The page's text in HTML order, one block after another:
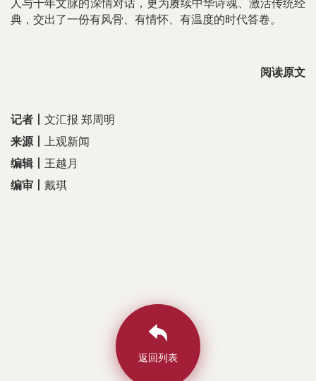
人与千年文脉的深情对话，更为赓续中华诗魂、激活传统经
典，交出了一份有风骨、有情怀、有温度的时代答卷。
阅读原文
记者
文汇报 郑周明
来源
上观新闻
编辑丨 王越月
编审丨 戴琪
返回列表